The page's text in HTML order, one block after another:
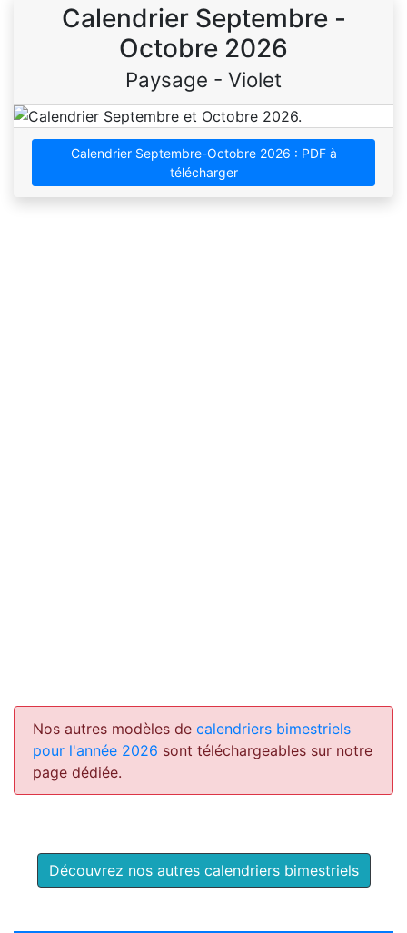
Calendrier Septembre -
Octobre 2026
Paysage - Violet
Calendrier Septembre-Octobre 2026 : PDF à
télécharger
Nos autres modèles de calendriers bimestriels
pour l'année 2026 sont téléchargeables sur notre
page dédiée.
Découvrez nos autres calendriers bimestriels